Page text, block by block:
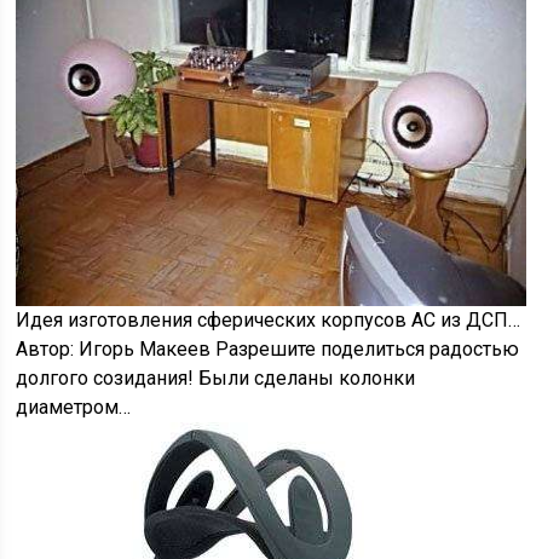
Идея изготовления сферических корпусов АС из ДСП…
Автор: Игорь Макеев Разрешите поделиться радостью
долгого созидания! Были сделаны колонки
диаметром…